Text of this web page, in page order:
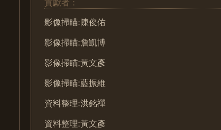
影像掃瞄:陳俊佑
影像掃瞄:詹凱博
影像掃瞄:黃文彥
影像掃瞄:藍振維
資料整理:洪銘禪
資料整理:黃文彥